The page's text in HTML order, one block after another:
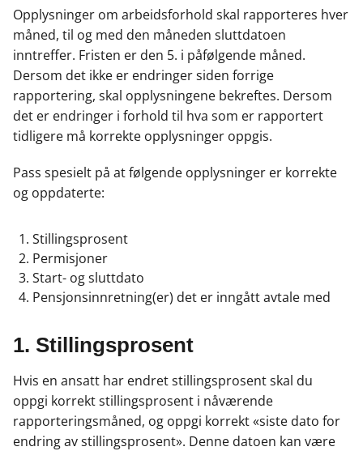
Opplysninger om arbeidsforhold skal rapporteres hver
måned, til og med den måneden sluttdatoen
inntreffer. Fristen er den 5. i påfølgende måned.
Dersom det ikke er endringer siden forrige
rapportering, skal opplysningene bekreftes. Dersom
det er endringer i forhold til hva som er rapportert
tidligere må korrekte opplysninger oppgis.
Pass spesielt på at følgende opplysninger er korrekte
og oppdaterte:
Stillingsprosent
Permisjoner
Start- og sluttdato
Pensjonsinnretning(er) det er inngått avtale med
1. Stillingsprosent
Hvis en ansatt har endret stillingsprosent skal du
oppgi korrekt stillingsprosent i nåværende
rapporteringsmåned, og oppgi korrekt «siste dato for
endring av stillingsprosent». Denne datoen kan være